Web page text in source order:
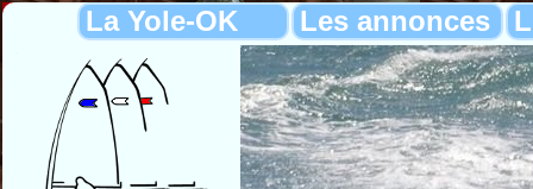
La Yole-OK Les annonces